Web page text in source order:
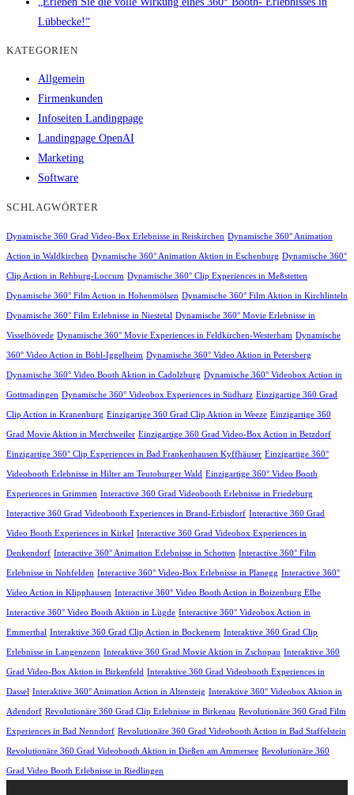
Lübbecke!“
KATEGORIEN
Allgemein
Firmenkunden
Infoseiten Landingpage
Landingpage OpenAI
Marketing
Software
SCHLAGWÖRTER
Dynamische 360 Grad Video-Box Erlebnisse in Reiskirchen Dynamische 360° Animation
Action in Waldkirchen Dynamische 360° Animation Aktion in Eschenburg Dynamische 360°
Clip Action in Rehburg-Loccum Dynamische 360° Clip Experiences in Meßstetten
Dynamische 360° Film Action in Hohenmölsen Dynamische 360° Film Aktion in Kirchlinteln
Dynamische 360° Film Erlebnisse in Niestetal Dynamische 360° Movie Erlebnisse in
Visselhövede Dynamische 360° Movie Experiences in Feldkirchen-Westerham Dynamische
360° Video Action in Böhl-Iggelheim Dynamische 360° Video Aktion in Petersberg
Dynamische 360° Video Booth Aktion in Cadolzburg Dynamische 360° Videobox Action in
Gottmadingen Dynamische 360° Videobox Experiences in Südharz Einzigartige 360 Grad
Clip Action in Kranenburg Einzigartige 360 Grad Clip Aktion in Weeze Einzigartige 360
Grad Movie Aktion in Merchweiler Einzigartige 360 Grad Video-Box Action in Betzdorf
Einzigartige 360° Clip Experiences in Bad Frankenhausen Kyffhäuser Einzigartige 360°
Videobooth Erlebnisse in Hilter am Teutoburger Wald Einzigartige 360° Video Booth
Experiences in Grimmen Interactive 360 Grad Videobooth Erlebnisse in Friedeburg
Interactive 360 Grad Videobooth Experiences in Brand-Erbisdorf Interactive 360 Grad
Video Booth Experiences in Kirkel Interactive 360 Grad Videobox Experiences in
Denkendorf Interactive 360° Animation Erlebnisse in Schotten Interactive 360° Film
Erlebnisse in Nohfelden Interactive 360° Video-Box Erlebnisse in Planegg Interactive 360°
Video Action in Klipphausen Interactive 360° Video Booth Action in Boizenburg Elbe
Interactive 360° Video Booth Aktion in Lügde Interactive 360° Videobox Action in
Emmerthal Interaktive 360 Grad Clip Action in Bockenem Interaktive 360 Grad Clip
Erlebnisse in Langenzenn Interaktive 360 Grad Movie Aktion in Zschopau Interaktive 360
Grad Video-Box Aktion in Birkenfeld Interaktive 360 Grad Videobooth Experiences in
Dassel Interaktive 360° Animation Action in Altensteig Interaktive 360° Videobox Aktion in
Adendorf Revolutionäre 360 Grad Clip Erlebnisse in Birkenau Revolutionäre 360 Grad Film
Experiences in Bad Nenndorf Revolutionäre 360 Grad Videobooth Action in Bad Staffelstein
Revolutionäre 360 Grad Videobooth Aktion in Dießen am Ammersee Revolutionäre 360
Grad Video Booth Erlebnisse in Riedlingen